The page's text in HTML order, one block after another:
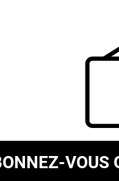
VOUS